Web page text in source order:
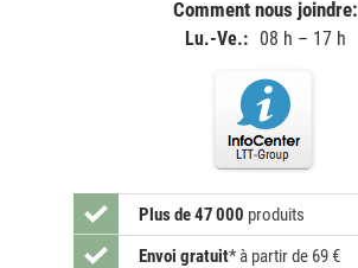
Comment nous joindre:
Lu.-Ve.: 08 h – 17 h
Plus de 47 000 produits
Envoi gratuit* à partir de 69 €